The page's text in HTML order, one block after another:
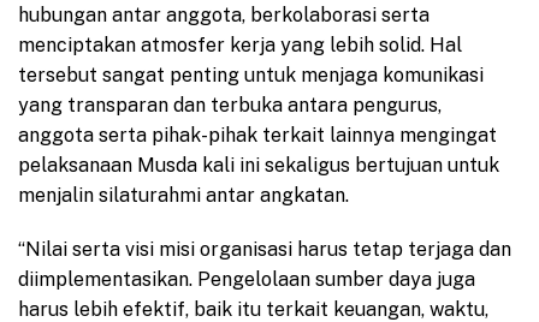
hubungan antar anggota, berkolaborasi serta
menciptakan atmosfer kerja yang lebih solid. Hal
tersebut sangat penting untuk menjaga komunikasi
yang transparan dan terbuka antara pengurus,
anggota serta pihak-pihak terkait lainnya mengingat
pelaksanaan Musda kali ini sekaligus bertujuan untuk
menjalin silaturahmi antar angkatan.
“Nilai serta visi misi organisasi harus tetap terjaga dan
diimplementasikan. Pengelolaan sumber daya juga
harus lebih efektif, baik itu terkait keuangan, waktu,